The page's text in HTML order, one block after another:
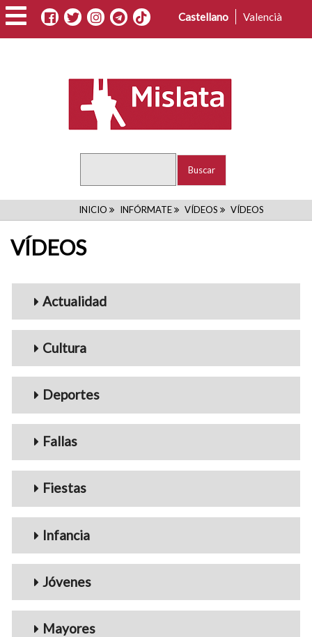
Pasar
al
contenido
Castellano Valencià
RUTA
INICIO INFÓRMATE VÍDEOS VÍDEOS
VÍDEOS
Menu_Videos
Actualidad
Cultura
Deportes
Fallas
Fiestas
Infancia
Jóvenes
Mayores